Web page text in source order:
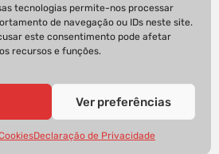
tecnologias permite-nos processar
de navegação ou IDs neste site.
este consentimento pode afetar
recursos e funções.
Ver preferências
Declaração de Privacidade